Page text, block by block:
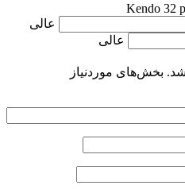
Kendo 32
عالی
عالی
بخش‌های موردنیاز